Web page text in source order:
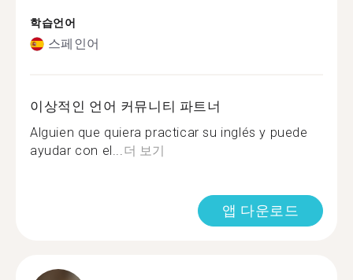
학습언어
스페인어
이상적인 언어 커뮤니티 파트너
Alguien que quiera practicar su inglés y puede
ayudar con el...더 보기
앱 다운로드